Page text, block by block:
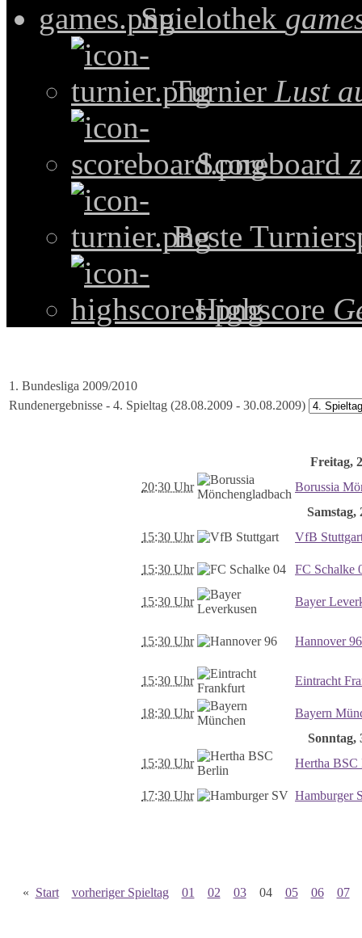
Spielothek
Turnier Lust
Scoreboard
Beste
Highscore
1. Bundesliga 2009/2010
Rundenergebnisse - 4. Spieltag (28.08.2009 - 30.08.2009)
Freitag,
20:30 Uhr
Borussia
Samstag,
15:30 Uhr
VfB
15:30 Uhr FC Schalke
15:30 Uhr Bayer
15:30 Uhr Hannover 96
15:30 Uhr Eintracht
18:30 Uhr
Bayern
Sonntag,
15:30 Uhr
Hertha BSC
17:30 Uhr Hamburger
« Start vorheriger Spieltag 01 02 0304 05 06 07